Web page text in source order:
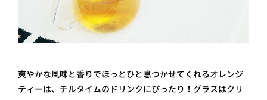
爽やかな風味と香りでほっとひと息つかせてくれるオレンジ
ティーは、チルタイムのドリンクにぴったり！グラスはクリ